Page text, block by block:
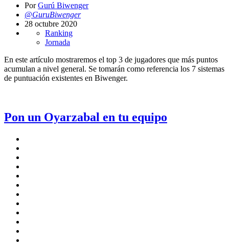
PorGurú Biwenger
@GuruBiwenger
28 octubre 2020
Ranking
Jornada
En este artículo mostraremos el top 3 de jugadores que más puntos
acumulan a nivel general. Se tomarán como referencia los 7 sistemas
de puntuación existentes en Biwenger.
Pon un Oyarzabal en tu equipo